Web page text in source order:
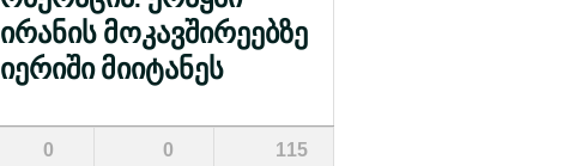
ირანის მოკავშირეებზე
იერიში მიიტანეს
0 0 115